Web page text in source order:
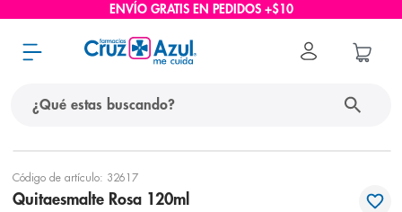
ENVÍO GRATIS EN PEDIDOS +$10
Código de artículo: 32617
Quitaesmalte Rosa 120ml
términos más buscados
1. protector solar